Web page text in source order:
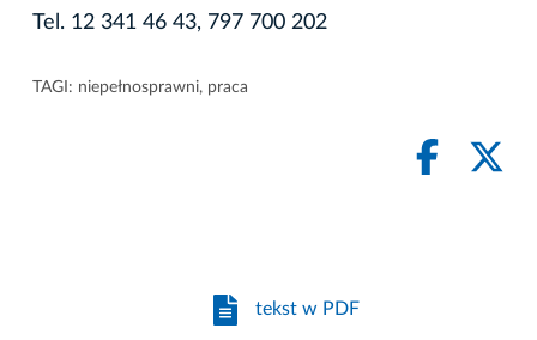
Tel. 12 341 46 43, 797 700 202
TAGI: niepełnosprawni, praca
tekst w PDF